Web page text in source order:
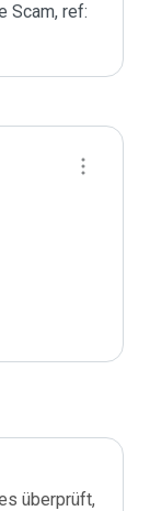
Scam, ref:
überprüft,